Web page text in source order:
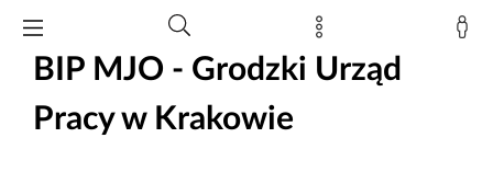
BIP MJO - Grodzki Urząd
Pracy w Krakowie